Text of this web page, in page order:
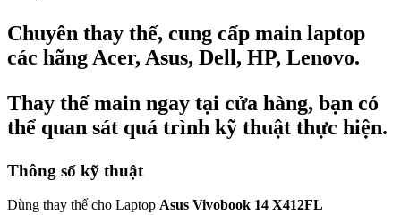
Chuyên thay thế, cung cấp main laptop
các hãng Acer, Asus, Dell, HP, Lenovo.
Thay thế main ngay tại cửa hàng, bạn có
thể quan sát quá trình kỹ thuật thực hiện.
Thông số kỹ thuật
Dùng thay thế cho Laptop Asus Vivobook 14 X412FL